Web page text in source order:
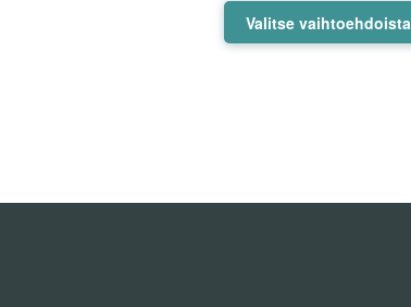
Valitse vaihtoehdoista